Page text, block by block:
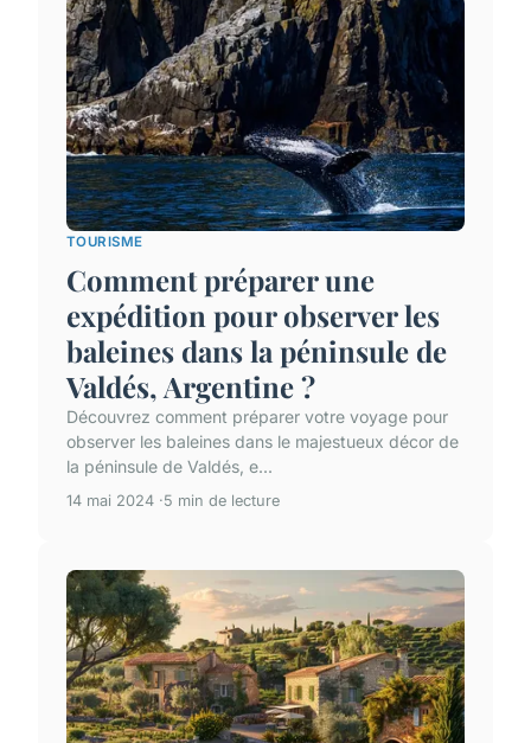
TOURISME
Comment préparer une
expédition pour observer les
baleines dans la péninsule de
Valdés, Argentine ?
Découvrez comment préparer votre voyage pour
observer les baleines dans le majestueux décor de
la péninsule de Valdés, e...
14 mai 2024 5 min de lecture